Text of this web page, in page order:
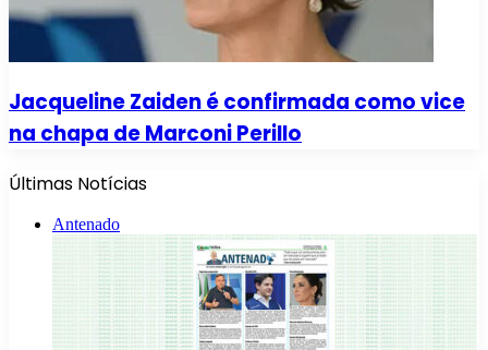
Jacqueline Zaiden é confirmada como vice
na chapa de Marconi Perillo
Últimas Notícias
Antenado